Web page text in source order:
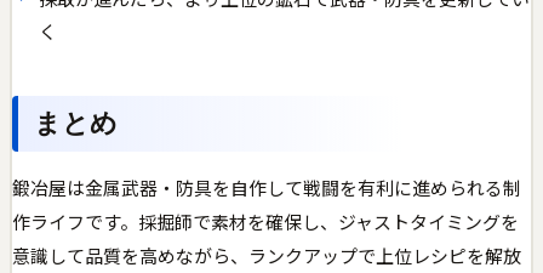
く
まとめ
鍛冶屋は金属武器・防具を自作して戦闘を有利に進められる制
作ライフです。採掘師で素材を確保し、ジャストタイミングを
意識して品質を高めながら、ランクアップで上位レシピを解放